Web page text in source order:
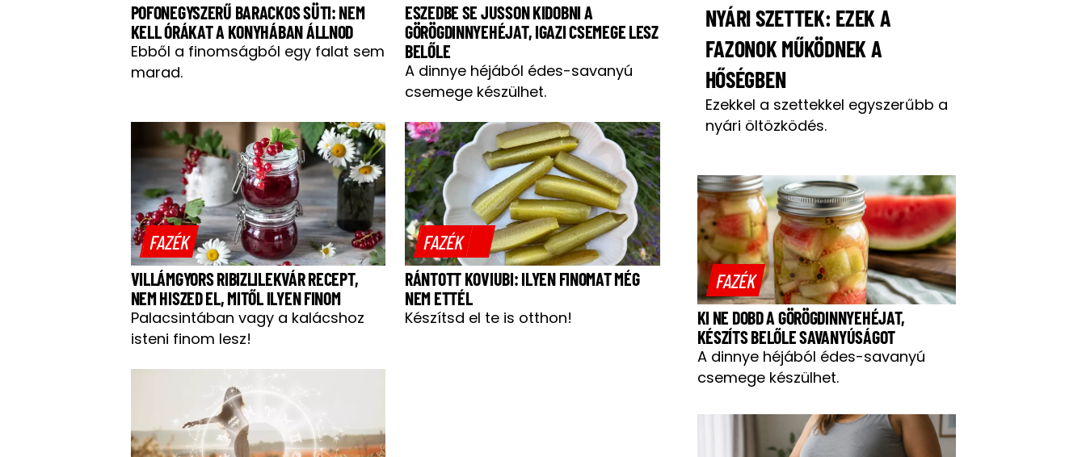
POFONEGYSZERŰ BARACKOS SÜTI: NEM
KELL ÓRÁKAT A KONYHÁBAN ÁLLNOD
Ebből a finomságból egy falat sem
marad.
ESZEDBE SE JUSSON KIDOBNI A
GÖRÖGDINNYEHÉJAT, IGAZI CSEMEGE LESZ
BELŐLE
A dinnye héjából édes-savanyú
csemege készülhet.
FAZÉK
VILLÁMGYORS RIBIZLILEKVÁR RECEPT,
NEM HISZED EL, MITŐL ILYEN FINOM
Palacsintában vagy a kalácshoz
isteni finom lesz!
FAZÉK
RÁNTOTT KOVIUBI: ILYEN FINOMAT MÉG
NEM ETTÉL
Készítsd el te is otthon!
NYÁRI SZETTEK: EZEK A
FAZONOK MŰKÖDNEK A
HŐSÉGBEN
Ezekkel a szettekkel egyszerűbb a
nyári öltözködés.
FAZÉK
KI NE DOBD A GÖRÖGDINNYEHÉJAT,
KÉSZÍTS BELŐLE SAVANYÚSÁGOT
A dinnye héjából édes-savanyú
csemege készülhet.